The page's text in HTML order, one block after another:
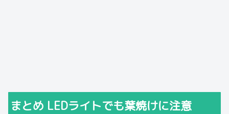
まとめ LEDライトでも葉焼けに注意